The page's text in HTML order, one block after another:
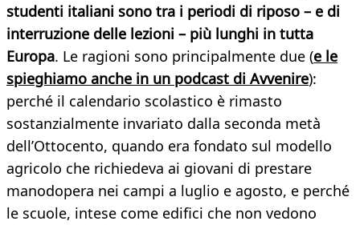
studenti italiani sono tra i periodi di riposo – e di
interruzione delle lezioni – più lunghi in tutta
Europa. Le ragioni sono principalmente due (e le
spieghiamo anche in un podcast di Avvenire):
perché il calendario scolastico è rimasto
sostanzialmente invariato dalla seconda metà
dell’Ottocento, quando era fondato sul modello
agricolo che richiedeva ai giovani di prestare
manodopera nei campi a luglio e agosto, e perché
le scuole, intese come edifici che non vedono